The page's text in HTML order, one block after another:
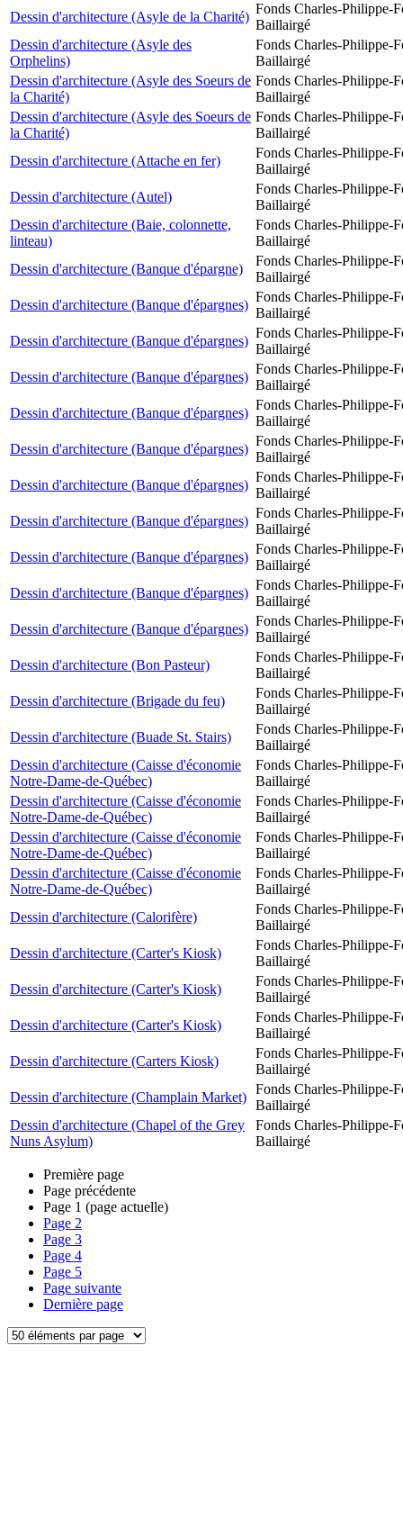
Dessin d'architecture (Asyle de la Charité)
Fonds Charles-Philippe-
Baillairgé
Dessin d'architecture (Asyle des
Orphelins)
Fonds Charles-Philippe-
Baillairgé
Dessin d'architecture (Asyle des Soeurs de
la Charité)
Fonds Charles-Philippe-
Baillairgé
Dessin d'architecture (Asyle des Soeurs de
la Charité)
Fonds Charles-Philippe-
Baillairgé
Dessin d'architecture (Attache en fer)
Fonds Charles-Philippe-
Baillairgé
Dessin d'architecture (Autel)
Fonds Charles-Philippe-
Baillairgé
Dessin d'architecture (Baie, colonnette,
linteau)
Fonds Charles-Philippe-
Baillairgé
Dessin d'architecture (Banque d'épargne)
Fonds Charles-Philippe-
Baillairgé
Dessin d'architecture (Banque d'épargnes)
Fonds Charles-Philippe-
Baillairgé
Dessin d'architecture (Banque d'épargnes)
Fonds Charles-Philippe-
Baillairgé
Dessin d'architecture (Banque d'épargnes)
Fonds Charles-Philippe-
Baillairgé
Dessin d'architecture (Banque d'épargnes)
Fonds Charles-Philippe-
Baillairgé
Dessin d'architecture (Banque d'épargnes)
Fonds Charles-Philippe-
Baillairgé
Dessin d'architecture (Banque d'épargnes)
Fonds Charles-Philippe-
Baillairgé
Dessin d'architecture (Banque d'épargnes)
Fonds Charles-Philippe-
Baillairgé
Dessin d'architecture (Banque d'épargnes)
Fonds Charles-Philippe-
Baillairgé
Dessin d'architecture (Banque d'épargnes)
Fonds Charles-Philippe-
Baillairgé
Dessin d'architecture (Banque d'épargnes)
Fonds Charles-Philippe-
Baillairgé
Dessin d'architecture (Bon Pasteur)
Fonds Charles-Philippe-
Baillairgé
Dessin d'architecture (Brigade du feu)
Fonds Charles-Philippe-
Baillairgé
Dessin d'architecture (Buade St. Stairs)
Fonds Charles-Philippe-
Baillairgé
Dessin d'architecture (Caisse d'économie
Notre-Dame-de-Québec)
Fonds Charles-Philippe-
Baillairgé
Dessin d'architecture (Caisse d'économie
Notre-Dame-de-Québec)
Fonds Charles-Philippe-
Baillairgé
Dessin d'architecture (Caisse d'économie
Notre-Dame-de-Québec)
Fonds Charles-Philippe-
Baillairgé
Dessin d'architecture (Caisse d'économie
Notre-Dame-de-Québec)
Fonds Charles-Philippe-
Baillairgé
Dessin d'architecture (Calorifère)
Fonds Charles-Philippe-
Baillairgé
Dessin d'architecture (Carter's Kiosk)
Fonds Charles-Philippe-
Baillairgé
Dessin d'architecture (Carter's Kiosk)
Fonds Charles-Philippe-
Baillairgé
Dessin d'architecture (Carter's Kiosk)
Fonds Charles-Philippe-
Baillairgé
Dessin d'architecture (Carters Kiosk)
Fonds Charles-Philippe-
Baillairgé
Dessin d'architecture (Champlain Market)
Fonds Charles-Philippe-
Baillairgé
Dessin d'architecture (Chapel of the Grey
Nuns Asylum)
Fonds Charles-Philippe-
Baillairgé
Première page
Page précédente
Page 1 (page actuelle)
Page 2
Page 3
Page 4
Page 5
Page suivante
Dernière page